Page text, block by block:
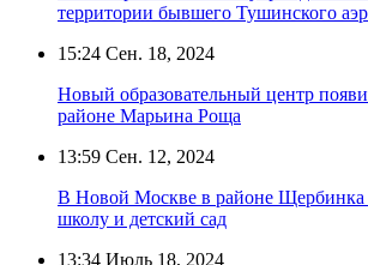
территории бывшего Тушинского
15:24 Сен. 18, 2024
Новый образовательный центр
районе Марьина Роща
13:59 Сен. 12, 2024
В Новой Москве в районе
школу и детский сад
13:34 Июль 18, 2024